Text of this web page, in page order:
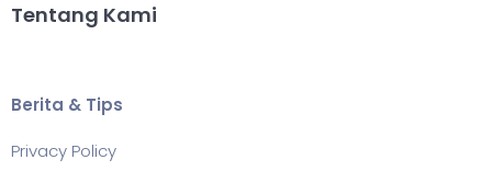
Tentang Kami
Berita & Tips
Privacy Policy